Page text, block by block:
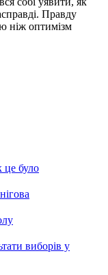
Правду
ніж оптимізм
це було
виборів у